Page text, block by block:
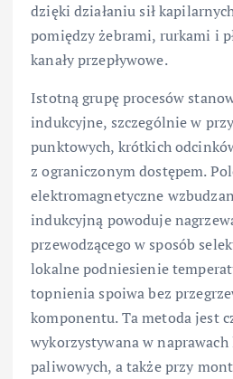
dzięki działaniu sił
pomiędzy żebrami, rurkami i
kanały przepływowe.
Istotną grupę procesów
indukcyjne, szczególnie w
punktowych, krótkich
z ograniczonym dostępem.
elektromagnetyczne
indukcyjną powoduje
przewodzącego w sposób
lokalne podniesienie
topnienia spoiwa bez
komponentu. Ta metoda jest
wykorzystywana w
paliwowych, a także przy